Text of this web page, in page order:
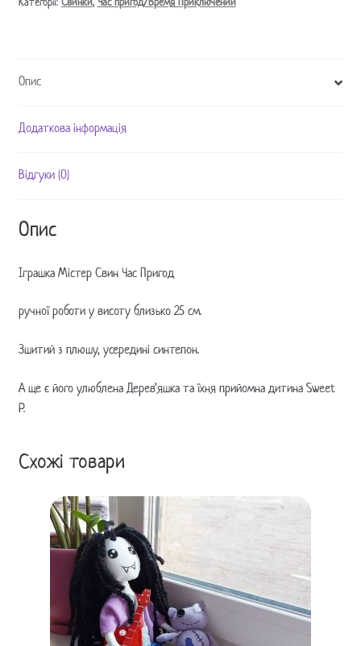
Категорії: Свинки, Час пригод/Время Приключений
Опис
Додаткова інформація
Відгуки (0)
Опис
Іграшка Містер Свин Час Пригод
ручної роботи у висоту близько 25 см.
Зшитий з плюшу, усередині синтепон.
А ще є його улюблена Дерев’яшка та їхня прийомна дитина Sweet
P.
Схожі товари